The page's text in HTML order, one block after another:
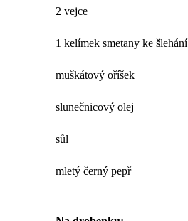
2 vejce
1 kelímek smetany ke šlehání
muškátový oříšek
slunečnicový olej
sůl
mletý černý pepř